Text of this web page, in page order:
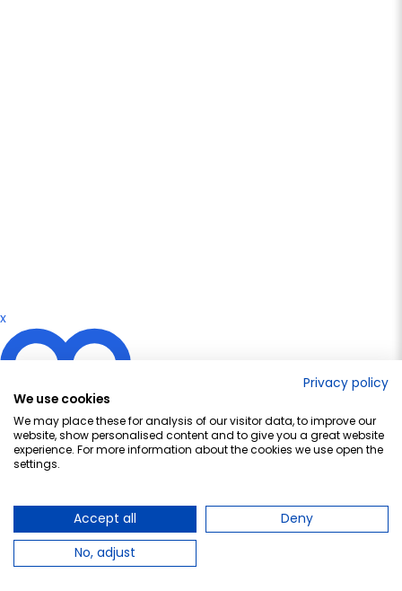
x
¡Descarga nuestra APP!
Privacy policy
We use cookies
We may place these for analysis of our visitor data, to improve our
website, show personalised content and to give you a great website
experience. For more information about the cookies we use open the
settings.
Accept all
Deny
No, adjust